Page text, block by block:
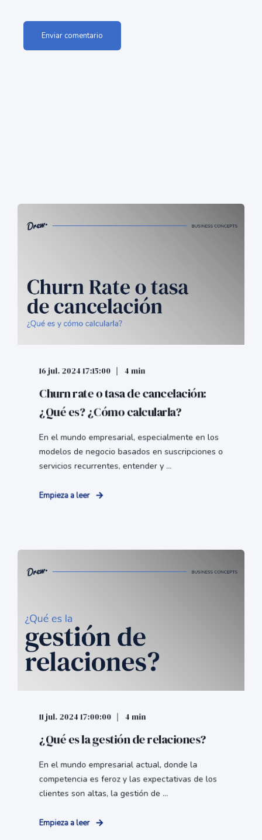
16 jul. 2024 17:15:00 4 min
Churn rate o tasa de cancelación:
¿Qué es? ¿Cómo calcularla?
En el mundo empresarial, especialmente en los
modelos de negocio basados en suscripciones o
servicios recurrentes, entender y ...
Empieza a leer
11 jul. 2024 17:00:00 4 min
¿Qué es la gestión de relaciones?
En el mundo empresarial actual, donde la
competencia es feroz y las expectativas de los
clientes son altas, la gestión de ...
Empieza a leer